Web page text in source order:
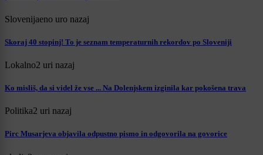
Slovenijaeno uro nazaj
Skoraj 40 stopinj! To je seznam temperaturnih rekordov po Sloveniji
Lokalno2 uri nazaj
Ko misliš, da si videl že vse ... Na Dolenjskem izginila kar pokošena trava
Politika2 uri nazaj
Pirc Musarjeva objavila odpustno pismo in odgovorila na govorice